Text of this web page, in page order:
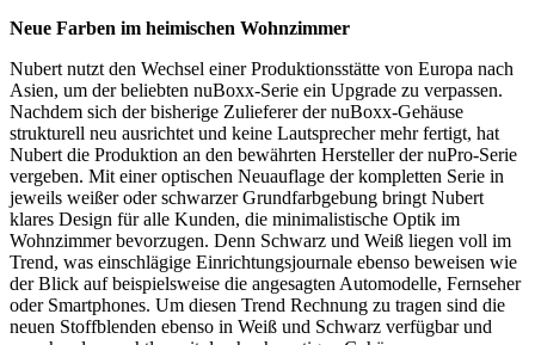
Neue Farben im heimischen Wohnzimmer
Nubert nutzt den Wechsel einer Produktionsstätte von Europa nach
Asien, um der beliebten nuBoxx-Serie ein Upgrade zu verpassen.
Nachdem sich der bisherige Zulieferer der nuBoxx-Gehäuse
strukturell neu ausrichtet und keine Lautsprecher mehr fertigt, hat
Nubert die Produktion an den bewährten Hersteller der nuPro-Serie
vergeben. Mit einer optischen Neuauflage der kompletten Serie in
jeweils weißer oder schwarzer Grundfarbgebung bringt Nubert
klares Design für alle Kunden, die minimalistische Optik im
Wohnzimmer bevorzugen. Denn Schwarz und Weiß liegen voll im
Trend, was einschlägige Einrichtungsjournale ebenso beweisen wie
der Blick auf beispielsweise die angesagten Automodelle, Fernseher
oder Smartphones. Um diesen Trend Rechnung zu tragen sind die
neuen Stoffblenden ebenso in Weiß und Schwarz verfügbar und